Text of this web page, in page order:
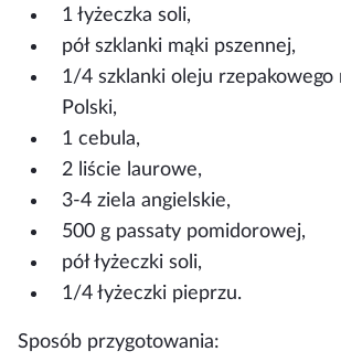
1 łyżeczka soli,
pół szklanki mąki pszennej,
1/4 szklanki oleju rzepakowego
Polski,
1 cebula,
2 liście laurowe,
3-4 ziela angielskie,
500 g passaty pomidorowej,
pół łyżeczki soli,
1/4 łyżeczki pieprzu.
Sposób przygotowania: